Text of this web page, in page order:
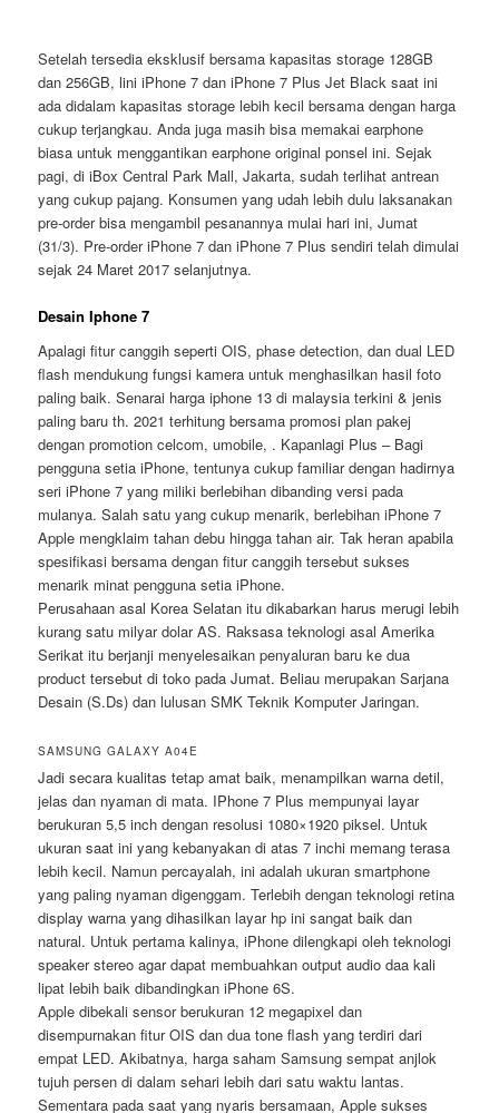
Setelah tersedia eksklusif bersama kapasitas storage 128GB
dan 256GB, lini iPhone 7 dan iPhone 7 Plus Jet Black saat ini
ada didalam kapasitas storage lebih kecil bersama dengan harga
cukup terjangkau. Anda juga masih bisa memakai earphone
biasa untuk menggantikan earphone original ponsel ini. Sejak
pagi, di iBox Central Park Mall, Jakarta, sudah terlihat antrean
yang cukup pajang. Konsumen yang udah lebih dulu laksanakan
pre-order bisa mengambil pesanannya mulai hari ini, Jumat
(31/3). Pre-order iPhone 7 dan iPhone 7 Plus sendiri telah dimulai
sejak 24 Maret 2017 selanjutnya.
Desain Iphone 7
Apalagi fitur canggih seperti OIS, phase detection, dan dual LED
flash mendukung fungsi kamera untuk menghasilkan hasil foto
paling baik. Senarai harga iphone 13 di malaysia terkini & jenis
paling baru th. 2021 terhitung bersama promosi plan pakej
dengan promotion celcom, umobile, . Kapanlagi Plus – Bagi
pengguna setia iPhone, tentunya cukup familiar dengan hadirnya
seri iPhone 7 yang miliki berlebihan dibanding versi pada
mulanya. Salah satu yang cukup menarik, berlebihan iPhone 7
Apple mengklaim tahan debu hingga tahan air. Tak heran apabila
spesifikasi bersama dengan fitur canggih tersebut sukses
menarik minat pengguna setia iPhone.
Perusahaan asal Korea Selatan itu dikabarkan harus merugi lebih
kurang satu milyar dolar AS. Raksasa teknologi asal Amerika
Serikat itu berjanji menyelesaikan penyaluran baru ke dua
product tersebut di toko pada Jumat. Beliau merupakan Sarjana
Desain (S.Ds) dan lulusan SMK Teknik Komputer Jaringan.
SAMSUNG GALAXY A04E
Jadi secara kualitas tetap amat baik, menampilkan warna detil,
jelas dan nyaman di mata. IPhone 7 Plus mempunyai layar
berukuran 5,5 inch dengan resolusi 1080×1920 piksel. Untuk
ukuran saat ini yang kebanyakan di atas 7 inchi memang terasa
lebih kecil. Namun percayalah, ini adalah ukuran smartphone
yang paling nyaman digenggam. Terlebih dengan teknologi retina
display warna yang dihasilkan layar hp ini sangat baik dan
natural. Untuk pertama kalinya, iPhone dilengkapi oleh teknologi
speaker stereo agar dapat membuahkan output audio daa kali
lipat lebih baik dibandingkan iPhone 6S.
Apple dibekali sensor berukuran 12 megapixel dan
disempurnakan fitur OIS dan dua tone flash yang terdiri dari
empat LED. Akibatnya, harga saham Samsung sempat anjlok
tujuh persen di dalam sehari lebih dari satu waktu lantas.
Sementara pada saat yang nyaris bersamaan, Apple sukses